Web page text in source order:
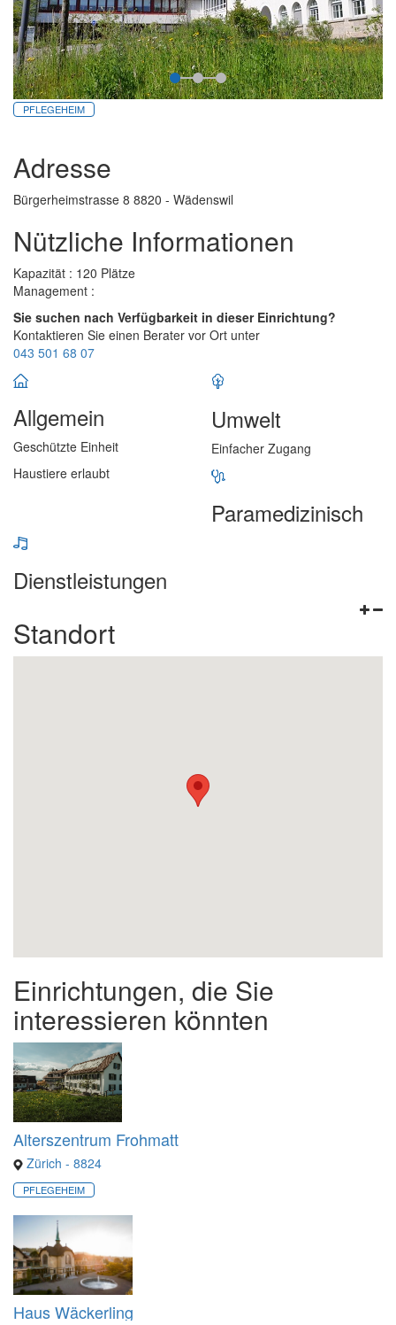
PFLEGEHEIM
Adresse
Bürgerheimstrasse 8 8820 - Wädenswil
Nützliche Informationen
Kapazität : 120 Plätze
Management :
Sie suchen nach Verfügbarkeit in dieser Einrichtung?
Kontaktieren Sie einen Berater vor Ort unter
043 501 68 07
Allgemein
Geschützte Einheit
Haustiere erlaubt
Umwelt
Einfacher Zugang
Paramedizinisch
Dienstleistungen
Standort
Einrichtungen, die Sie
interessieren könnten
Alterszentrum Frohmatt
Zürich - 8824
PFLEGEHEIM
Haus Wäckerling